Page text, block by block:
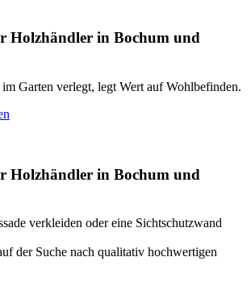
Holzhändler in Bochum und
im Garten verlegt, legt Wert auf Wohlbefinden.
Holzhändler in Bochum und
verkleiden oder eine Sichtschutzwand
der Suche nach qualitativ hochwertigen